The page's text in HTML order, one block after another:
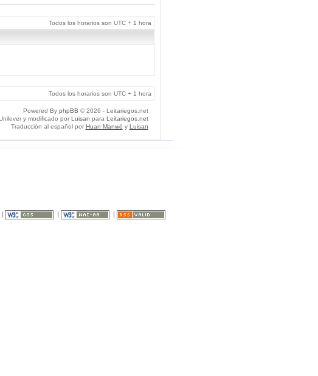
Todos los horarios son UTC + 1 hora
Todos los horarios son UTC + 1 hora
Powered By phpBB © 2026 - Leitariegos.net
y modificado por Luisan para Leitariegos.net
Traducción al español por Huan Manwë y Luisan